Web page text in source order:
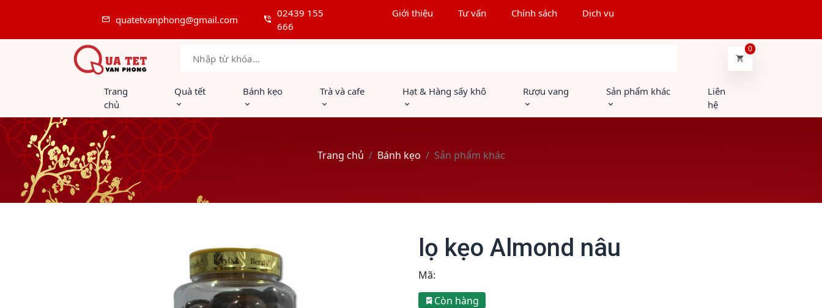
quatetvanphong@gmail.com
02439 155
666
Giới thiệu Tư vấn Chính sách Dịch vụ
0
Trang
chủ
Quà tết Bánh kẹo Trà và cafe Hạt & Hàng sấy khô Rượu vang Sản phẩm khác
Liên
hệ
Trang chủ Bánh kẹo Sản phẩm khác
lọ kẹo Almond nâu
Mã:
Còn hàng